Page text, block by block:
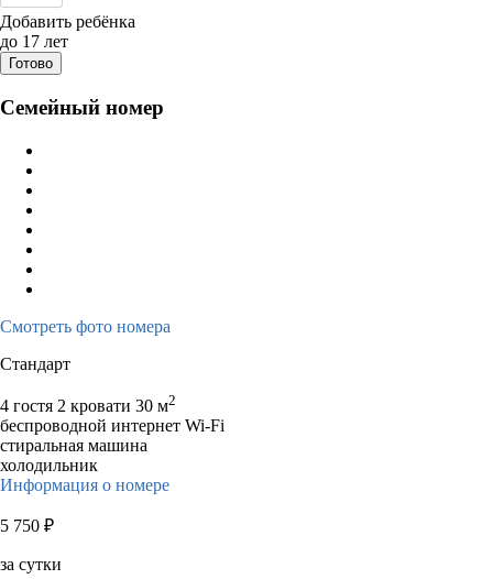
Дата заезда - отъезда
Добавить ребёнка
до 17 лет
Готово
Семейный номер
Смотреть фото номера
Стандарт
4 гостя 2 кровати 30 м2
беспроводной интернет Wi-Fi
стиральная машина
холодильник
Информация о номере
5 750 ₽
за сутки